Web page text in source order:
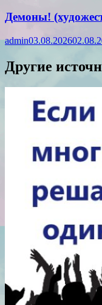
Демоны!
admin03.08.2026
Другие